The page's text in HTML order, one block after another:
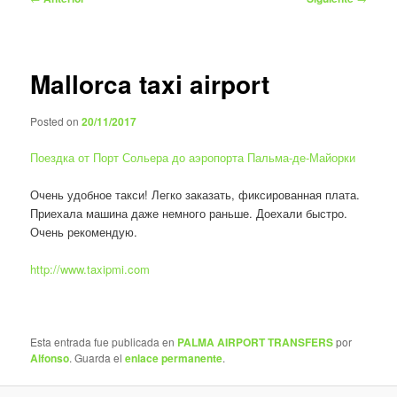
Mallorca taxi airport
Posted on20/11/2017
Поездка от Порт Сольера до аэропорта Пальма-де-Майорки
Очень удобное такси! Легко заказать, фиксированная плата.
Приехала машина даже немного раньше. Доехали быстро.
Очень рекомендую.
http://www.taxipmi.com
Esta entrada fue publicada en PALMA AIRPORT TRANSFERSpor
Alfonso. Guarda elenlace permanente.